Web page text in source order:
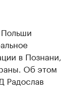
в Познани,
Об этом
Радослав